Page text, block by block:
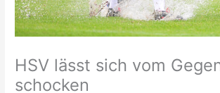
HSV lässt sich vom
schocken